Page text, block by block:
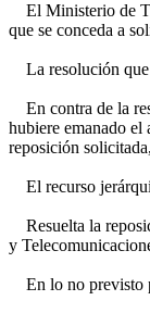
El Ministerio de
que se conceda a
La resolución que
En contra de la
hubiere emanado el
reposición
El recurso
Resuelta la
y
En lo no previsto